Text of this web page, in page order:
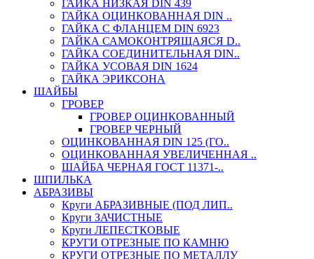
ГАЙКА НИЗКАЯ DIN 439
ГАЙКА ОЦИНКОВАННАЯ DIN ..
ГАЙКА С ФЛАНЦЕМ DIN 6923
ГАЙКА САМОКОНТРЯЩАЯСЯ D..
ГАЙКА СОЕДИНИТЕЛЬНАЯ DIN..
ГАЙКА УСОВАЯ DIN 1624
ГАЙКА ЭРИКСОНА
ШАЙБЫ
ГРОВЕР
ГРОВЕР ОЦИНКОВАННЫЙ
ГРОВЕР ЧЕРНЫЙ
ОЦИНКОВАННАЯ DIN 125 (ГО..
ОЦИНКОВАННАЯ УВЕЛИЧЕННАЯ ..
ШАЙБА ЧЕРНАЯ ГОСТ 11371-..
ШПИЛЬКА
АБРАЗИВЫ
Круги АБРАЗИВНЫЕ (ПОД ЛИП..
Круги ЗАЧИСТНЫЕ
Круги ЛЕПЕСТКОВЫЕ
КРУГИ ОТРЕЗНЫЕ ПО КАМНЮ
КРУГИ ОТРЕЗНЫЕ ПО МЕТАЛЛУ